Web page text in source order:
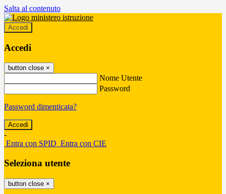
Salta al contenuto
Accedi
Accedi
button close ×
Nome Utente
Password
Password dimenticata?
-
Entra con SPID Entra con CIE
Seleziona utente
button close ×